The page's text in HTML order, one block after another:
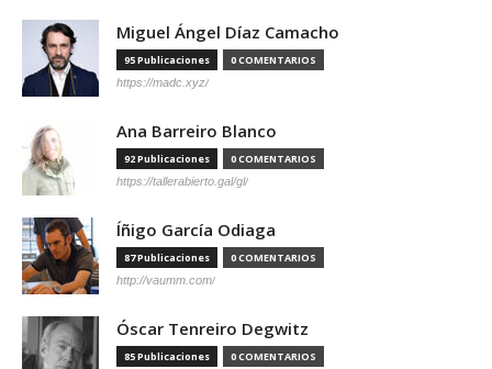
Miguel Ángel Díaz Camacho
95 Publicaciones 0 COMENTARIOS
https://madc.xyz/
Ana Barreiro Blanco
92 Publicaciones 0 COMENTARIOS
https://tallerabierto.gal/gl/
Íñigo García Odiaga
87 Publicaciones 0 COMENTARIOS
http://vaumm.com/
Óscar Tenreiro Degwitz
85 Publicaciones 0 COMENTARIOS